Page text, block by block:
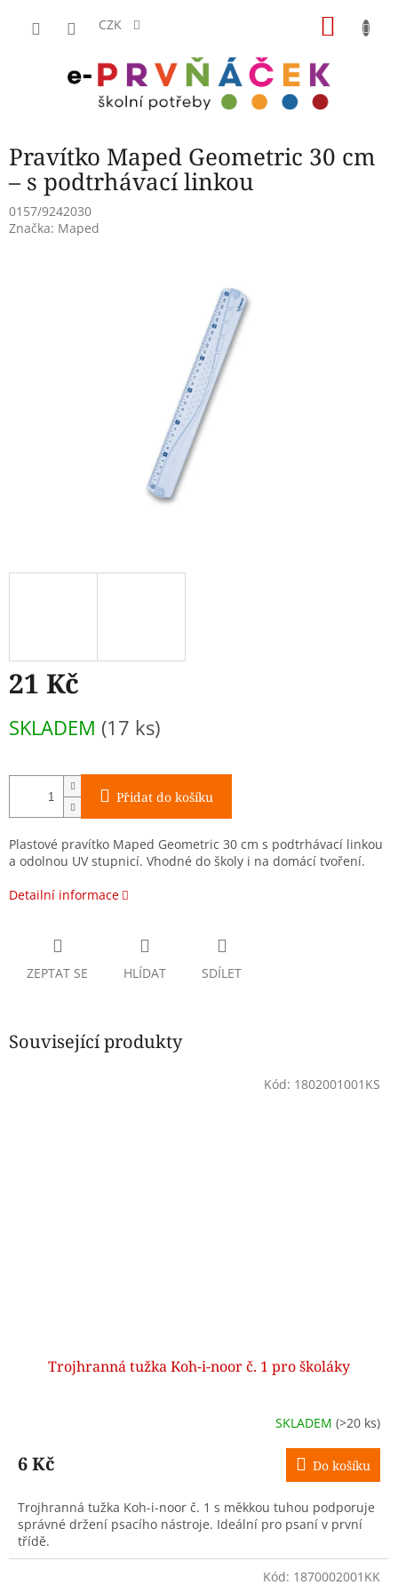
CZK
Pravítko Maped Geometric 30 cm
– s podtrhávací linkou
0157/9242030
Značka: Maped
21 Kč
cena:
SKLADEM (17 ks)
Přidat do košíku
Plastové pravítko Maped Geometric 30 cm s podtrhávací linkou
a odolnou UV stupnicí. Vhodné do školy i na domácí tvoření.
Detailní informace
ZEPTAT SE HLÍDAT SDÍLET
Související produkty
Trojhranná tužka Koh-i-noor č. 1 pro školáky
SKLADEM (>20 ks)
6 Kč Do košíku
Trojhranná tužka Koh-i-noor č. 1 s měkkou tuhou podporuje
správné držení psacího nástroje. Ideální pro psaní v první
třídě.
Kód: 1802001001KS
Kód: 1870002001KK